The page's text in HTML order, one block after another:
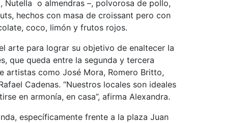
Nutella o almendras –, polvorosa de pollo,
hechos con masa de croissant pero con
coco, limón y frutos rojos.
arte para lograr su objetivo de enaltecer la
que queda entre la segunda y tercera
artistas como José Mora, Romero Britto,
Cadenas. “Nuestros locales son ideales
en armonía, en casa”, afirma Alexandra.
específicamente frente a la plaza Juan